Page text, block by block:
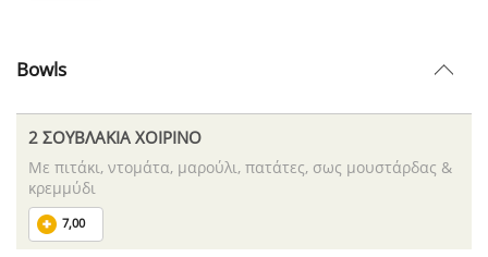
Bowls
2 ΣΟΥΒΛΑΚΙΑ ΧΟΙΡΙΝΟ
Με πιτάκι, ντομάτα, μαρούλι, πατάτες, σως μουστάρδας &
κρεμμύδι
7,00